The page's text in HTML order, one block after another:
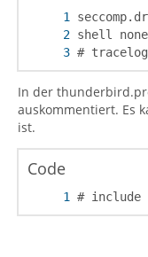
# tracelog
In der
auskommentiert. Es
ist.
Code
#